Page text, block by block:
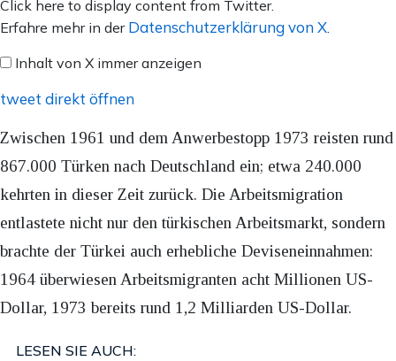
Inhalt
von
anzeigen
Click here to display content from Twitter.
Erfahre mehr in der Datenschutzerklärung von X.
Inhalt von X immer anzeigen
tweet direkt öffnen
Zwischen 1961 und dem Anwerbestopp 1973 reisten rund
867.000 Türken nach Deutschland ein; etwa 240.000
kehrten in dieser Zeit zurück. Die Arbeitsmigration
entlastete nicht nur den türkischen Arbeitsmarkt, sondern
brachte der Türkei auch erhebliche Deviseneinnahmen:
1964 überwiesen Arbeitsmigranten acht Millionen US-
Dollar, 1973 bereits rund 1,2 Milliarden US-Dollar.
LESEN SIE AUCH: